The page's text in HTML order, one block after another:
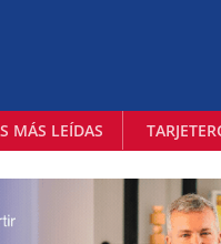
MÁS LEÍDAS